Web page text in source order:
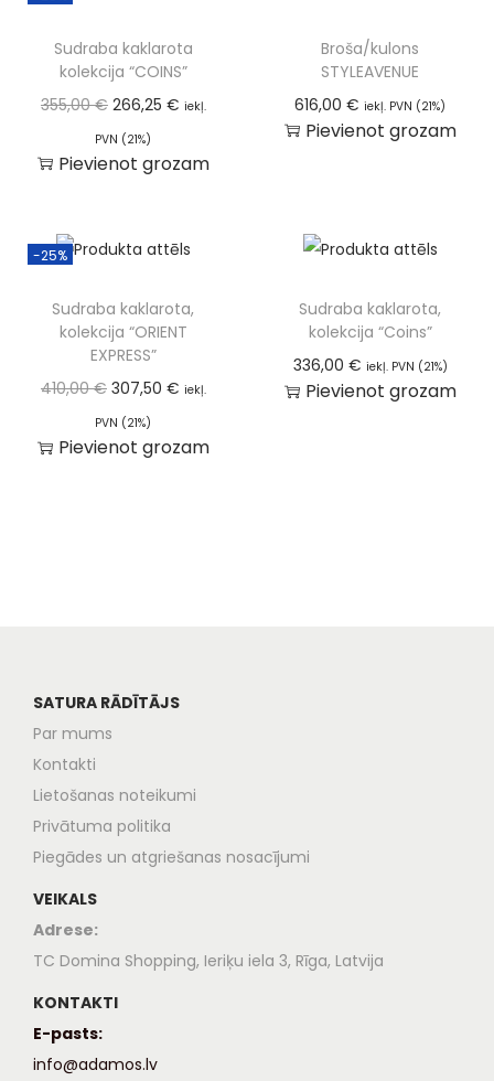
Sudraba kaklarota
kolekcija “COINS”
355,00€ 266,25 € iekļ.
PVN (21%)
Pievienot grozam
Broša/kulons
STYLEAVENUE
616,00€ iekļ. PVN (21%)
Pievienot grozam
-25%
Sudraba kaklarota,
kolekcija “ORIENT
EXPRESS”
410,00€ 307,50 € iekļ.
PVN (21%)
Pievienot grozam
Sudraba kaklarota,
kolekcija “Coins”
336,00 € iekļ. PVN (21%)
Pievienot grozam
SATURA RĀDĪTĀJS
Par mums
Kontakti
Lietošanas noteikumi
Privātuma politika
Piegādes un atgriešanas nosacījumi
VEIKALS
Adrese:
TC Domina Shopping, Ieriķu iela 3, Rīga, Latvija
KONTAKTI
E-pasts:
info@adamos.lv